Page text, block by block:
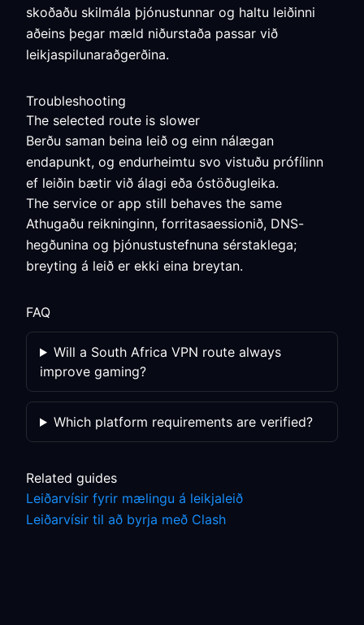
skoðaðu skilmála þjónustunnar og haltu leiðinni
aðeins þegar mæld niðurstaða passar við
leikjaspilunaraðgerðina.
Troubleshooting
The selected route is slower
Berðu saman beina leið og einn nálægan
endapunkt, og endurheimtu svo vistuðu prófílinn
ef leiðin bætir við álagi eða óstöðugleika.
The service or app still behaves the same
Athugaðu reikninginn, forritasaessionið, DNS-
hegðunina og þjónustustefnuna sérstaklega;
breyting á leið er ekki eina breytan.
FAQ
Will a South Africa VPN route always
improve gaming?
Which platform requirements are verified?
Related guides
Leiðarvísir fyrir mælingu á leikjaleið
Leiðarvísir til að byrja með Clash